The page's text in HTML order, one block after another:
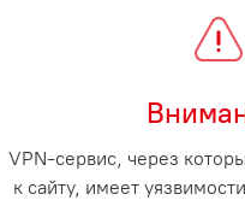
Войти
на регистрацию
VPN-сервис, через
к сайту, имеет